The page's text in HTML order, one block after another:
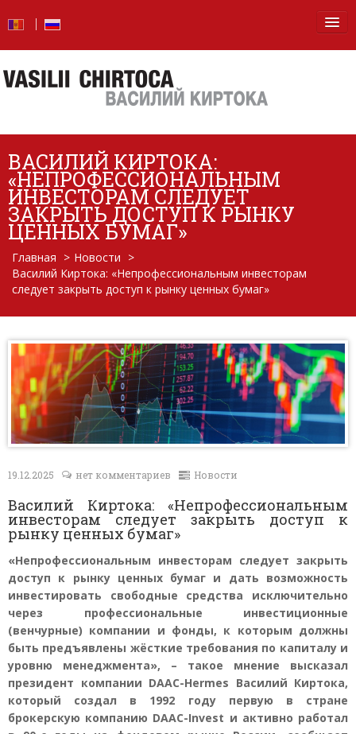
Новости
Блог
Фото
Видео
От слов — к делу
Отчет о деятельности
Обо мне
Контакты
ВАСИЛИЙ КИРТОКА:
«НЕПРОФЕССИОНАЛЬНЫМ
ИНВЕСТОРАМ СЛЕДУЕТ
ЗАКРЫТЬ ДОСТУП К РЫНКУ
ЦЕННЫХ БУМАГ»
Главная > Новости >
Василий Киртока: «Непрофессиональным инвесторам
следует закрыть доступ к рынку ценных бумаг»
19.12.2025 нет комментариев Новости
Василий Киртока: «Непрофессиональным
инвесторам следует закрыть доступ к
рынку ценных бумаг»
«Непрофессиональным инвесторам следует закрыть
доступ к рынку ценных бумаг и дать возможность
инвестировать свободные средства исключительно
через профессиональные инвестиционные
(венчурные) компании и фонды, к которым должны
быть предъявлены жёсткие требования по капиталу и
уровню менеджмента», – такое мнение высказал
президент компании DAAC-Hermes Василий Киртока,
который создал в 1992 году первую в стране
брокерскую компанию DAAC-Invest и активно работал